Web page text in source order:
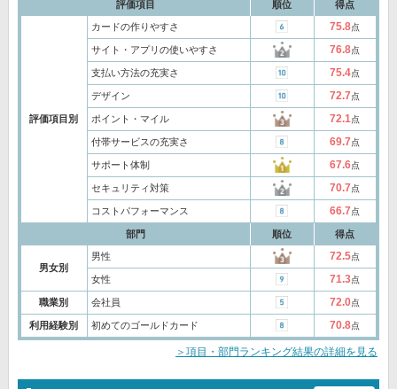
評価項目 順位 得点
評価項目別
カードの作りやすさ 75.8点
サイト・アプリの使いやすさ 76.8点
支払い方法の充実さ 75.4点
デザイン 72.7点
ポイント・マイル 72.1点
付帯サービスの充実さ 69.7点
サポート体制 67.6点
セキュリティ対策 70.7点
コストパフォーマンス 66.7点
部門 順位 得点
男女別
男性 72.5点
女性 71.3点
職業別 会社員 72.0点
利用経験別 初めてのゴールドカード 70.8点
＞項目・部門ランキング結果の詳細を見る